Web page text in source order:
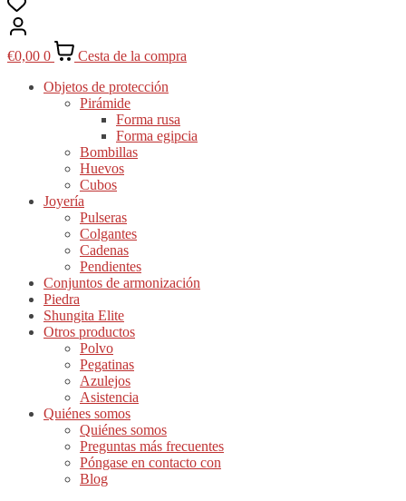
€0,00 0
Cesta de la compra
Objetos de protección
Pirámide
Forma rusa
Forma egipcia
Bombillas
Huevos
Cubos
Joyería
Pulseras
Colgantes
Cadenas
Pendientes
Conjuntos de armonización
Piedra
Shungita Elite
Otros productos
Polvo
Pegatinas
Azulejos
Asistencia
Quiénes somos
Quiénes somos
Preguntas más frecuentes
Póngase en contacto con
Blog